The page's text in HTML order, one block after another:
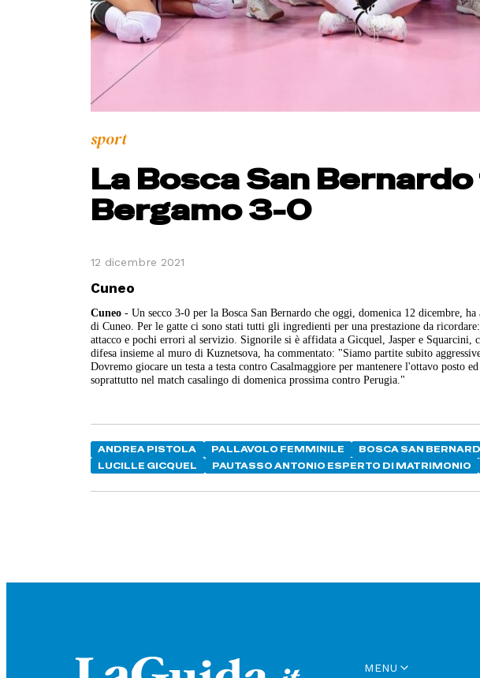
sport
La Bosca San
Bergamo 3-0
12 dicembre 2021
Cuneo
Cuneo - Un secco 3-0 per la Bosca San Bernardo che oggi, domenica 12 dicembre,
di Cuneo. Per le gatte ci sono stati tutti gli ingredienti per una prestazione da
attacco e pochi errori al servizio. Signorile si è affidata a Gicquel, Jasper e
difesa insieme al muro di Kuznetsova, ha commentato: "Siamo partite subito
Dovremo giocare un testa a testa contro Casalmaggiore per mantenere l'ottavo posto
soprattutto nel match casalingo di domenica prossima contro Perugia."
ANDREA PISTOLA PALLAVOLO FEMMINILE BOSCA SAN
LUCILLE GICQUEL
PAUTASSO ANTONIO ESPERTO DI MATRIMONIO
MENU